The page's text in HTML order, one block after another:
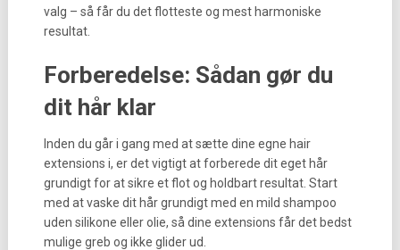
valg – så får du det flotteste og mest harmoniske
resultat.
Forberedelse: Sådan gør du
dit hår klar
Inden du går i gang med at sætte dine egne hair
extensions i, er det vigtigt at forberede dit eget hår
grundigt for at sikre et flot og holdbart resultat. Start
med at vaske dit hår grundigt med en mild shampoo
uden silikone eller olie, så dine extensions får det bedst
mulige greb og ikke glider ud.